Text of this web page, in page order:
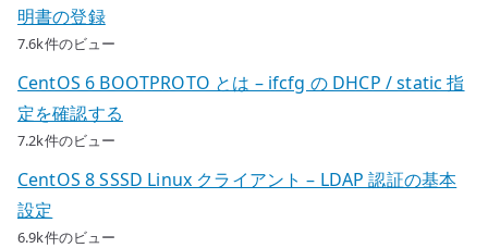
明書の登録
7.6k件のビュー
CentOS 6 BOOTPROTO とは – ifcfg の DHCP / static 指
定を確認する
7.2k件のビュー
CentOS 8 SSSD Linux クライアント – LDAP 認証の基本
設定
6.9k件のビュー